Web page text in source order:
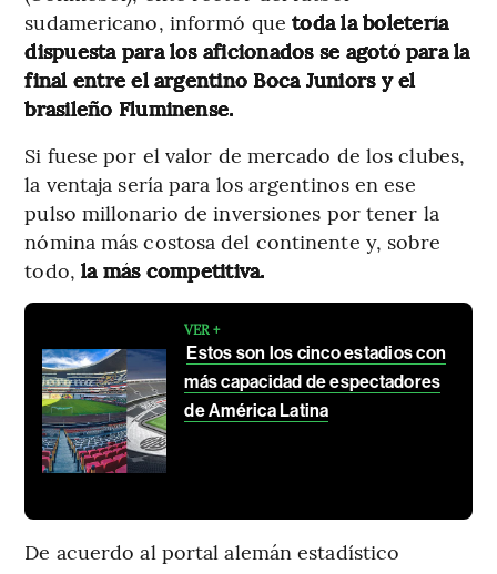
sudamericano, informó que toda la boletería
dispuesta para los aficionados se agotó para la
final entre el argentino Boca Juniors y el
brasileño Fluminense.
Si fuese por el valor de mercado de los clubes,
la ventaja sería para los argentinos en ese
pulso millonario de inversiones por tener la
nómina más costosa del continente y, sobre
todo, la más competitiva.
VER +
Estos son los cinco estadios con
más capacidad de espectadores
de América Latina
De acuerdo al portal alemán estadístico